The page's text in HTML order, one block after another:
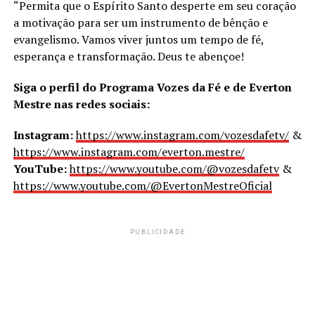
“Permita que o Espírito Santo desperte em seu coração
a motivação para ser um instrumento de bênção e
evangelismo. Vamos viver juntos um tempo de fé,
esperança e transformação. Deus te abençoe!
Siga o perfil do Programa Vozes da Fé e de Everton
Mestre nas redes sociais:
Instagram:https://www.instagram.com/vozesdafetv/&
https://www.instagram.com/everton.mestre/
YouTube:https://www.youtube.com/@vozesdafetv&
https://www.youtube.com/@EvertonMestreOficial
PUBLICIDADE